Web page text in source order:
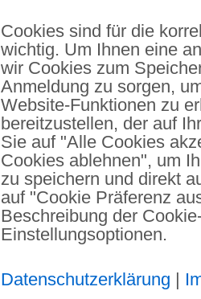
Cookies sind für die
wichtig. Um Ihnen eine
wir Cookies zum
Anmeldung zu sorgen,
Website-Funktionen zu
bereitzustellen, der auf
Sie auf "Alle Cookies
Cookies ablehnen", um
zu speichern und direkt
auf "Cookie Präferenz
Beschreibung der
Einstellungsoptionen.
Datenschutzerklärung |